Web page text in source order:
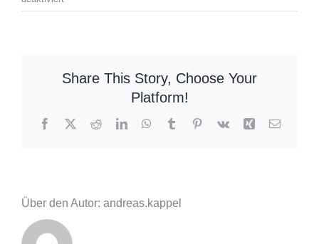
Einsatz:
Unwettereinsätze
Share This Story, Choose Your
Platform!
Facebook
X RedditLinkedInWhatsApp
TumblrPinterest
Vk Xing E-
Über den Autor: andreas.kappel